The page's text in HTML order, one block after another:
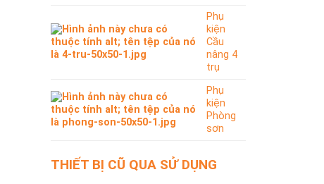
Phụ
kiện
Cầu
nâng 4
trụ
Phụ
kiện
Phòng
sơn
THIẾT BỊ CŨ QUA SỬ DỤNG